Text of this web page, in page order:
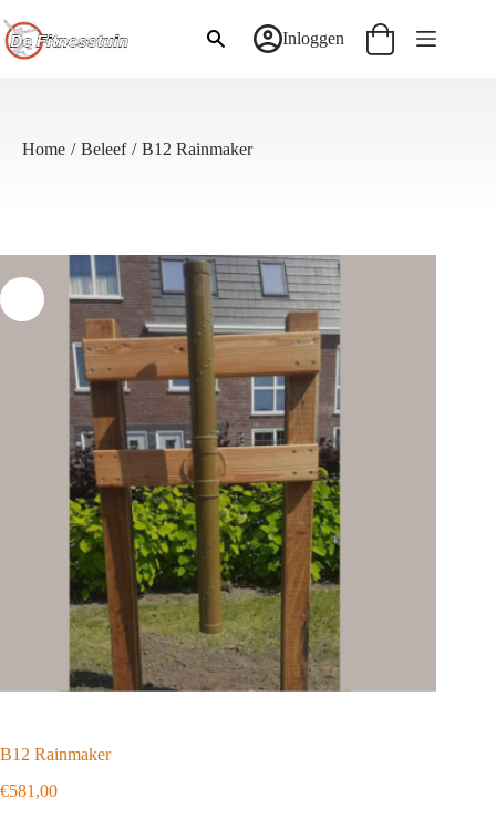
naar
de
Inloggen Winkelwagen
Home / Beleef / B12 Rainmaker
B12 Rainmaker
€581,00